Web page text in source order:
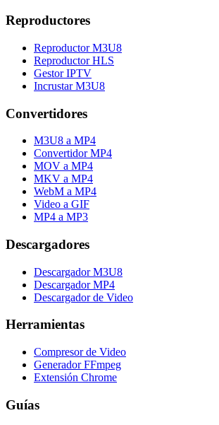
Reproductores
Reproductor M3U8
Reproductor HLS
Gestor IPTV
Incrustar M3U8
Convertidores
M3U8 a MP4
Convertidor MP4
MOV a MP4
MKV a MP4
WebM a MP4
Video a GIF
MP4 a MP3
Descargadores
Descargador M3U8
Descargador MP4
Descargador de Video
Herramientas
Compresor de Video
Generador FFmpeg
Extensión Chrome
Guías